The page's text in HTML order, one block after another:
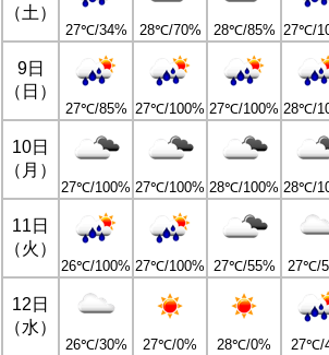
（土）
27℃/34% 28℃/70% 28℃/85% 27℃/
9日
（日）
27℃/85% 27℃/100% 27℃/100% 28℃/
10日
（月）
27℃/100% 27℃/100% 28℃/100% 28℃/
11日
（火）
26℃/100% 27℃/100% 27℃/55% 27℃/
12日
（水）
26℃/30% 27℃/0% 28℃/0% 27℃/